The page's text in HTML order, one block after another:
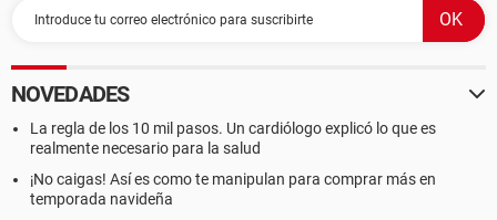
NOVEDADES
La regla de los 10 mil pasos. Un cardiólogo explicó lo que es
realmente necesario para la salud
¡No caigas! Así es como te manipulan para comprar más en
temporada navideña